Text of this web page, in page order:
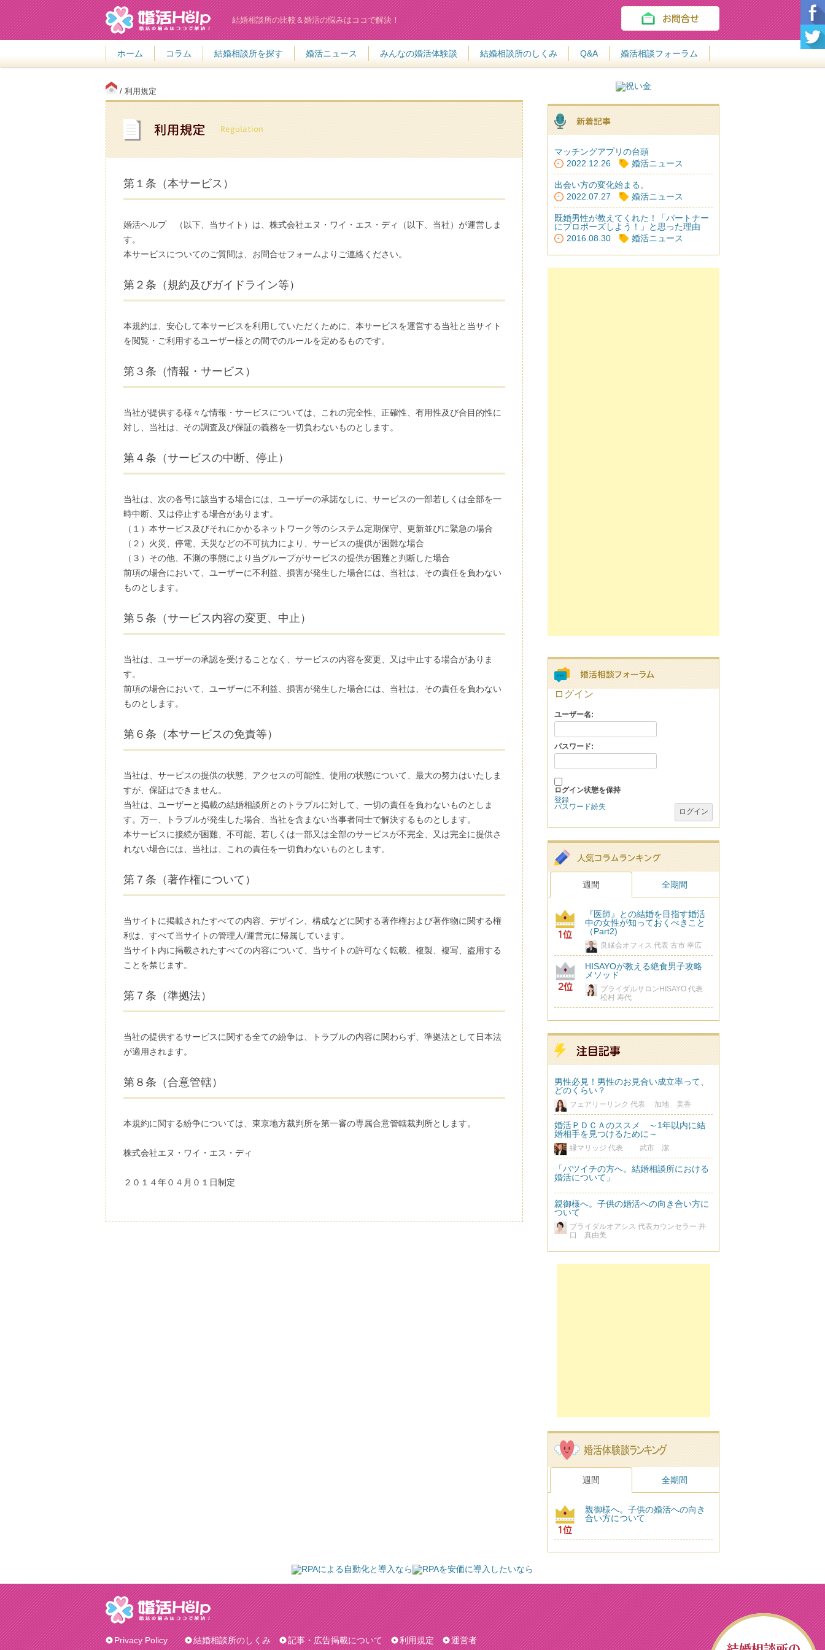
結婚相談所の比較＆婚活の悩みはココで解決！
ホーム コラム 結婚相談所を探す 婚活ニュース みんなの婚活体験談 結婚相談所のしくみ Q&A 婚活相談フォーラム
/ 利用規定
第１条（本サービス）
婚活ヘルプ （以下、当サイト）は、株式会社エヌ・ワイ・エス・ディ（以下、当社）が運営しま
す。
本サービスについてのご質問は、お問合せフォームよりご連絡ください。
第２条（規約及びガイドライン等）
本規約は、安心して本サービスを利用していただくために、本サービスを運営する当社と当サイト
を閲覧・ご利用するユーザー様との間でのルールを定めるものです。
第３条（情報・サービス）
当社が提供する様々な情報・サービスについては、これの完全性、正確性、有用性及び合目的性に
対し、当社は、その調査及び保証の義務を一切負わないものとします。
第４条（サービスの中断、停止）
当社は、次の各号に該当する場合には、ユーザーの承諾なしに、サービスの一部若しくは全部を一
時中断、又は停止する場合があります。
（１）本サービス及びそれにかかるネットワーク等のシステム定期保守、更新並びに緊急の場合
（２）火災、停電、天災などの不可抗力により、サービスの提供が困難な場合
（３）その他、不測の事態により当グループがサービスの提供が困難と判断した場合
前項の場合において、ユーザーに不利益、損害が発生した場合には、当社は、その責任を負わない
ものとします。
第５条（サービス内容の変更、中止）
当社は、ユーザーの承認を受けることなく、サービスの内容を変更、又は中止する場合がありま
す。
前項の場合において、ユーザーに不利益、損害が発生した場合には、当社は、その責任を負わない
ものとします。
第６条（本サービスの免責等）
当社は、サービスの提供の状態、アクセスの可能性、使用の状態について、最大の努力はいたしま
すが、保証はできません。
当社は、ユーザーと掲載の結婚相談所とのトラブルに対して、一切の責任を負わないものとしま
す。万一、トラブルが発生した場合、当社を含まない当事者同士で解決するものとします。
本サービスに接続が困難、不可能、若しくは一部又は全部のサービスが不完全、又は完全に提供さ
れない場合には、当社は、これの責任を一切負わないものとします。
第７条（著作権について）
当サイトに掲載されたすべての内容、デザイン、構成などに関する著作権および著作物に関する権
利は、すべて当サイトの管理人/運営元に帰属しています。
当サイト内に掲載されたすべての内容について、当サイトの許可なく転載、複製、複写、盗用する
ことを禁じます。
第７条（準拠法）
当社の提供するサービスに関する全ての紛争は、トラブルの内容に関わらず、準拠法として日本法
が適用されます。
第８条（合意管轄）
本規約に関する紛争については、東京地方裁判所を第一審の専属合意管轄裁判所とします。
株式会社エヌ・ワイ・エス・ディ
２０１４年０４月０１日制定
マッチングアプリの台頭
2022.12.26
婚活ニュース
出会い方の変化始まる。
2022.07.27
婚活ニュース
既婚男性が教えてくれた！「パートナー
にプロポーズしよう！」と思った理由
2016.08.30
婚活ニュース
ログイン
ユーザー名:
パスワード:
ログイン状態を保持
ログイン
登録
パスワード紛失
週間 全期間
『医師』との結婚を目指す婚活
中の女性が知っておくべきこと
（Part2)
良縁会オフィス 代表 古市 幸広
HISAYOが教える絶食男子攻略
メソッド
ブライダルサロンHISAYO 代表
松村 寿代
男性必見！男性のお見合い成立率って、
どのくらい？
フェアリーリンク 代表 加地 美香
婚活ＰＤＣＡのススメ ～1年以内に結
婚相手を見つけるために～
縁マリッジ 代表 武市 潔
「バツイチの方へ。結婚相談所における
婚活について」
親御様へ。子供の婚活への向き合い方に
ついて
ブライダルオアシス 代表カウンセラー 井
口 真由美
週間 全期間
親御様へ。子供の婚活への向き
合い方について
Privacy Policy 結婚相談所のしくみ 記事・広告掲載について 利用規定 運営者